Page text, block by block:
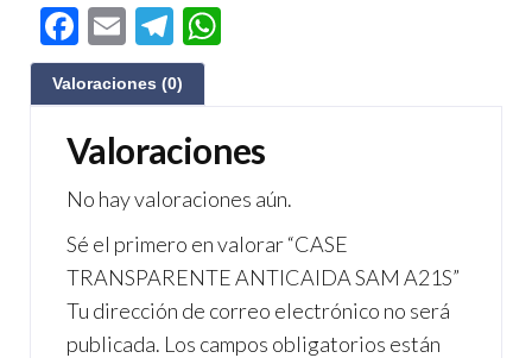
F
ac
e
b
o
o
k
E
m
ail
Te
le
gr
a
m
s
A
p
p
Valoraciones (0)
Valoraciones
No hay valoraciones aún.
Sé el primero en valorar “CASE
TRANSPARENTE ANTICAIDA SAM A21S”
Tu dirección de correo electrónico no será
publicada. Los campos obligatorios están